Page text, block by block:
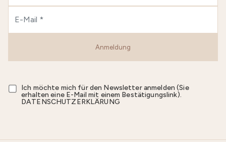
Anmeldung
Ich möchte mich für den Newsletter anmelden (Sie
erhalten eine E-Mail mit einem Bestätigungslink).
DATENSCHUTZERKLÄRUNG